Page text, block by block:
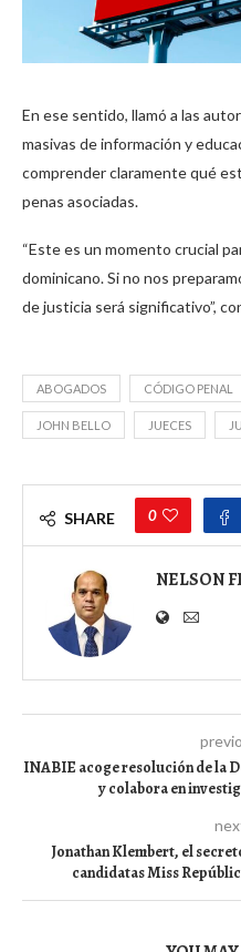
En ese sentido, llamó a las
masivas de información y
comprender claramente qué
penas asociadas.
“Este es un momento crucial
dominicano. Si no nos
de justicia será significativo”,
ABOGADOS CÓDIGO PENAL
JOHN BELLO JUECES
SHARE 0
NELSON
INABIE acoge resolución de la
y colabora en
Jonathan Klembert, el
candidatas Miss